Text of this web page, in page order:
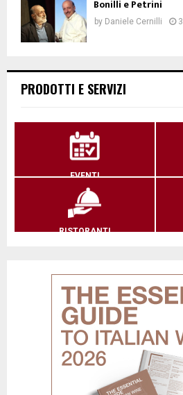
Bonilli e Petrini
by Daniele Cernilli
PRODOTTI E SERVIZI
EVENTI
RISTORANTI